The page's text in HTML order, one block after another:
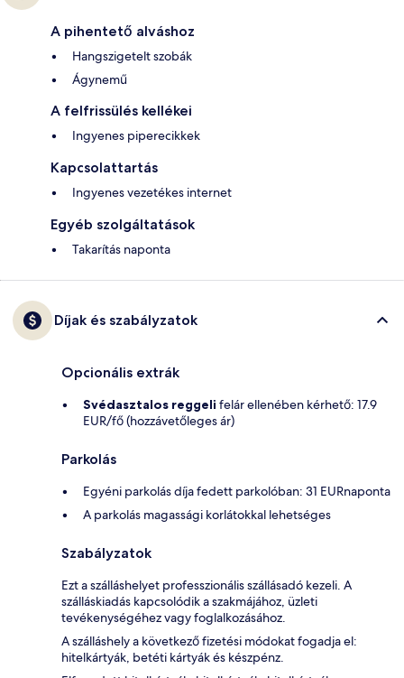
A pihentető alváshoz
Hangszigetelt szobák
Ágynemű
A felfrissülés kellékei
Ingyenes piperecikkek
Kapcsolattartás
Ingyenes vezetékes internet
Egyéb szolgáltatások
Takarítás naponta
Díjak és szabályzatok
Opcionális extrák
Svédasztalos reggeli felár ellenében kérhető: 17.9
EUR/fő (hozzávetőleges ár)
Parkolás
Egyéni parkolás díja fedett parkolóban: 31 EURnaponta
A parkolás magassági korlátokkal lehetséges
Szabályzatok
Ezt a szálláshelyet professzionális szállásadó kezeli. A
szálláskiadás kapcsolódik a szakmájához, üzleti
tevékenységéhez vagy foglalkozásához.
A szálláshely a következő fizetési módokat fogadja el:
hitelkártyák, betéti kártyák és készpénz.